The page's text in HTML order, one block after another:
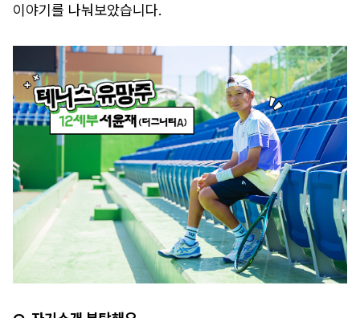
이야기를 나눠보았습니다.